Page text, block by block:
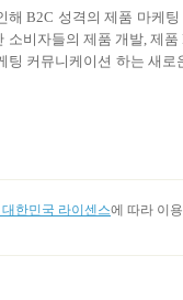
B2C 성격의 제품 마케
비자들의 제품 개발, 제
커뮤니케이션 하는 새
한민국 라이센스에 따라 이